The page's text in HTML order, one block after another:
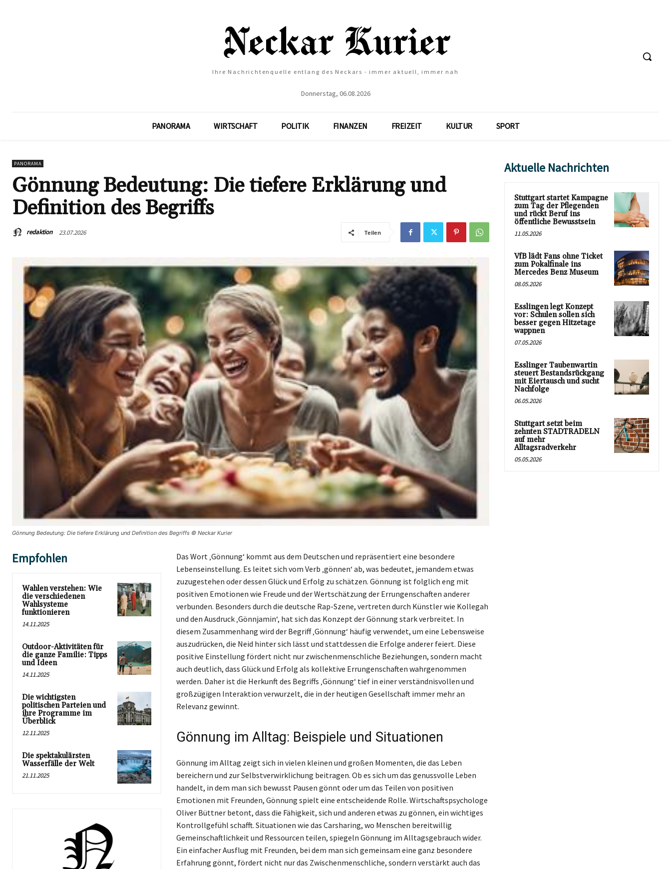
Ihre Nachrichtenquelle entlang des Neckars - immer aktuell, immer nah
Donnerstag, 06.08.2026
PANORAMA WIRTSCHAFT POLITIK FINANZEN FREIZEIT KULTUR SPORT
PANORAMA
Gönnung Bedeutung: Die tiefere Erklärung und
Definition des Begriffs
redaktion 23.07.2026 Teilen
Gönnung Bedeutung: Die tiefere Erklärung und Definition des Begriffs © Neckar Kurier
Empfohlen
Wahlen verstehen: Wie
die verschiedenen
Wahlsysteme
funktionieren
14.11.2025
Outdoor-Aktivitäten für
die ganze Familie: Tipps
und Ideen
14.11.2025
Die wichtigsten
politischen Parteien und
ihre Programme im
Überblick
12.11.2025
Die spektakulärsten
Wasserfälle der Welt
21.11.2025
Das Wort ‚Gönnung‘ kommt aus dem Deutschen und repräsentiert eine besondere
Lebenseinstellung. Es leitet sich vom Verb ‚gönnen‘ ab, was bedeutet, jemandem etwas
zuzugestehen oder dessen Glück und Erfolg zu schätzen. Gönnung ist folglich eng mit
positiven Emotionen wie Freude und der Wertschätzung der Errungenschaften anderer
verbunden. Besonders durch die deutsche Rap-Szene, vertreten durch Künstler wie Kollegah
und den Ausdruck ‚Gönnjamin‘, hat sich das Konzept der Gönnung stark verbreitet. In
diesem Zusammenhang wird der Begriff ‚Gönnung‘ häufig verwendet, um eine Lebensweise
auszudrücken, die Neid hinter sich lässt und stattdessen die Erfolge anderer feiert. Diese
positive Einstellung fördert nicht nur zwischenmenschliche Beziehungen, sondern macht
auch deutlich, dass Glück und Erfolg als kollektive Errungenschaften wahrgenommen
werden. Daher ist die Herkunft des Begriffs ‚Gönnung‘ tief in einer verständnisvollen und
großzügigen Interaktion verwurzelt, die in der heutigen Gesellschaft immer mehr an
Relevanz gewinnt.
Gönnung im Alltag: Beispiele und Situationen
Gönnung im Alltag zeigt sich in vielen kleinen und großen Momenten, die das Leben
bereichern und zur Selbstverwirklichung beitragen. Ob es sich um das genussvolle Leben
handelt, in dem man sich bewusst Pausen gönnt oder um das Teilen von positiven
Emotionen mit Freunden, Gönnung spielt eine entscheidende Rolle. Wirtschaftspsychologe
Oliver Büttner betont, dass die Fähigkeit, sich und anderen etwas zu gönnen, ein wichtiges
Kontrollgefühl schafft. Situationen wie das Carsharing, wo Menschen bereitwillig
Gemeinschaftlichkeit und Ressourcen teilen, spiegeln Gönnung im Alltagsgebrauch wider.
Ein einfacher Ausflug mit Freunden, bei dem man sich gemeinsam eine ganz besondere
Erfahrung gönnt, fördert nicht nur das Zwischenmenschliche, sondern verstärkt auch das
Aktuelle Nachrichten
Stuttgart startet Kampagne
zum Tag der Pflegenden
und rückt Beruf ins
öffentliche Bewusstsein
11.05.2026
VfB lädt Fans ohne Ticket
zum Pokalfinale ins
Mercedes Benz Museum
08.05.2026
Esslingen legt Konzept
vor: Schulen sollen sich
besser gegen Hitzetage
wappnen
07.05.2026
Esslinger Taubenwartin
steuert Bestandsrückgang
mit Eiertausch und sucht
Nachfolge
06.05.2026
Stuttgart setzt beim
zehnten STADTRADELN
auf mehr
Alltagsradverkehr
05.05.2026